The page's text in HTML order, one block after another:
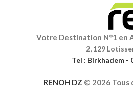
Votre Destination N°1 en
2, 129
Tel : Birkhadem -
RENOH DZ © 2026 Tous